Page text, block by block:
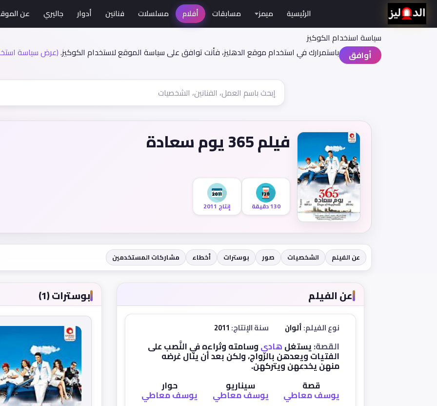
سياسة اسنخدام الكوكيز
أوافق
باستمرارك في استخدام موقع الدهليز، فأنت توافق على سياسة الموقع لاستخدام الكوكيز.(عرض سياسة
الرئيسية ميمز مسابقات أفلام مسلسلات فنانين أدوار جاليري عن
فيلم 365 يوم سعادة
130 دقيقة إنتاج 2011
عن الفيلم الشخصيات صور بوسترات أخطاء مشاركات المستخدمين
عن الفيلم
نوع الفيلم:ألوان سنة الإنتاج:
القصة:يستغلهاديوسامته وثراءه في النَّصب على
الفتيات ويعدهن بالزواج، ولكن بعد أن ينال غرضه
منهن يخدعهن ويتركهن.
قصة
يوسف معاطي
سيناريو
يوسف معاطي
حوار
يوسف معاطي
بوسترات (1)